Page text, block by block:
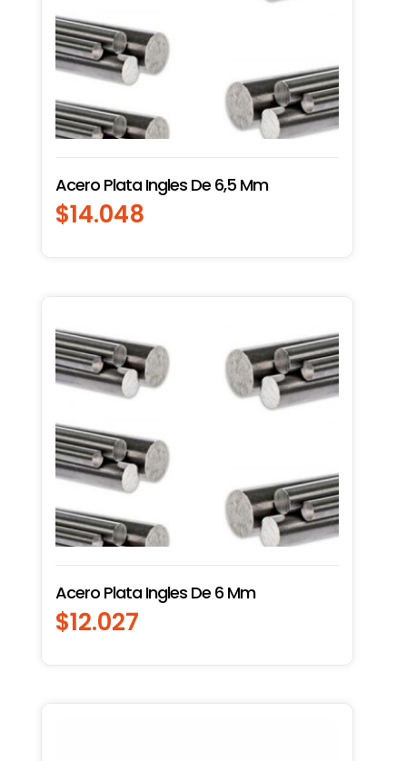
Acero Plata Ingles De 6,5 Mm
$14.048
Acero Plata Ingles De 6 Mm
$12.027